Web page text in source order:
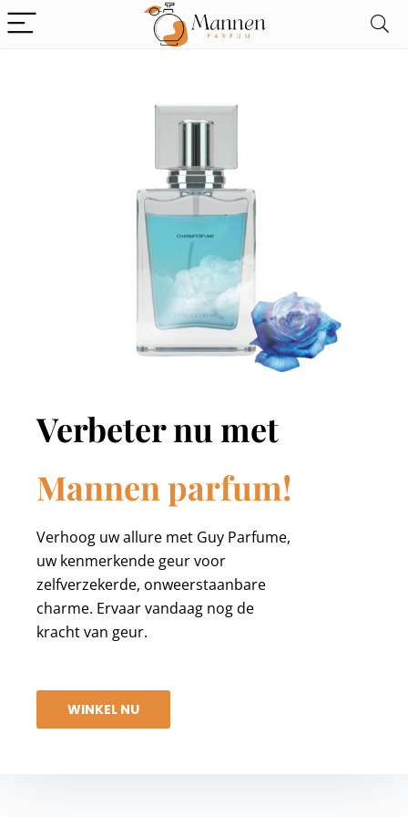
Verbeter nu met
Mannen parfum!
Verhoog uw allure met Guy Parfume,
uw kenmerkende geur voor
zelfverzekerde, onweerstaanbare
charme. Ervaar vandaag nog de
kracht van geur.
WINKEL NU